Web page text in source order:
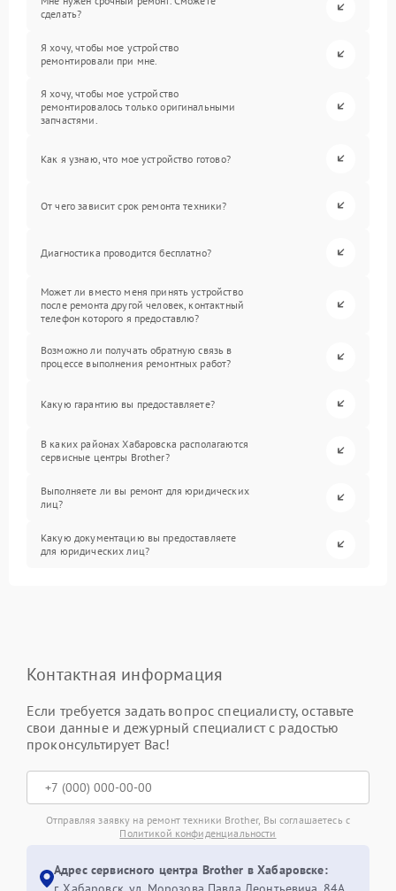
сделать?
Я хочу, чтобы мое устройство
ремонтировали при мне.
Я хочу, чтобы мое устройство
ремонтировалось только оригинальными
запчастями.
Как я узнаю, что мое устройство готово?
От чего зависит срок ремонта техники?
Диагностика проводится бесплатно?
Может ли вместо меня принять устройство
после ремонта другой человек, контактный
телефон которого я предоставлю?
Возможно ли получать обратную связь в
процессе выполнения ремонтных работ?
Какую гарантию вы предоставляете?
В каких районах Хабаровска располагаются
сервисные центры Brother?
Выполняете ли вы ремонт для юридических
лиц?
Какую документацию вы предоставляете
для юридических лиц?
Контактная информация
Если требуется задать вопрос специалисту, оставьте
свои данные и дежурный специалист с радостью
проконсультирует Вас!
Отправляя заявку на ремонт техники Brother, Вы соглашаетесь с
Политикой конфиденциальности
Адрес сервисного центра Brother в Хабаровске: